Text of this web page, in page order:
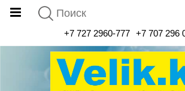
+7 727 2960-777 +7 707 296